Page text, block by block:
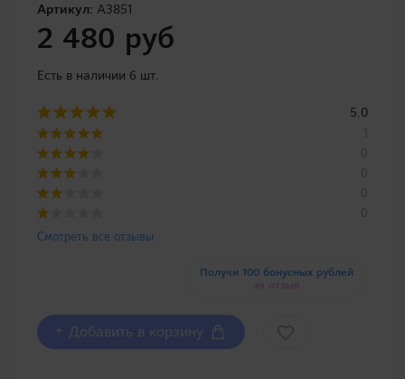
Артикул: A3851
2 480 руб
Есть в наличии 6 шт.
5.0
0
0
0
0
Смотреть все отзывы
Получи 100 бонусных рублей
за отзыв
+ Добавить в корзину